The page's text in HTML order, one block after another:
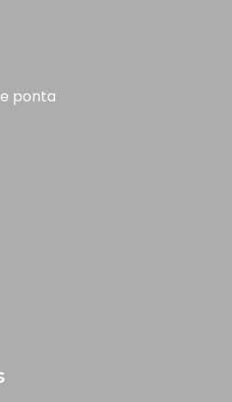
ponta